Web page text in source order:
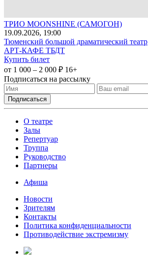
ТРИО MOONSHINE (САМОГОН)
19.09.2026, 19:00
Тюменский большой драматический театр
АРТ-КАФЕ ТБДТ
Купить билет
от 1 000 – 2 000 ₽ 16+
Подписаться на рассылку
О театре
Залы
Репертуар
Труппа
Руководство
Партнеры
Афиша
Новости
Зрителям
Контакты
Политика конфиденциальности
Противодействие экстремизму